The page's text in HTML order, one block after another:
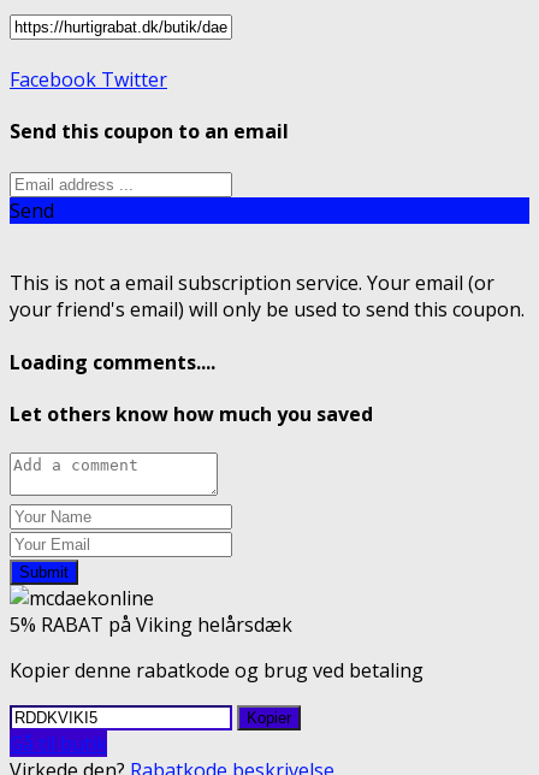
Facebook Twitter
Send this coupon to an email
Send
This is not a email subscription service. Your email (or
your friend's email) will only be used to send this coupon.
Loading comments....
Let others know how much you saved
Submit
5% RABAT på Viking helårsdæk
Kopier denne rabatkode og brug ved betaling
Kopier
Gå til butik